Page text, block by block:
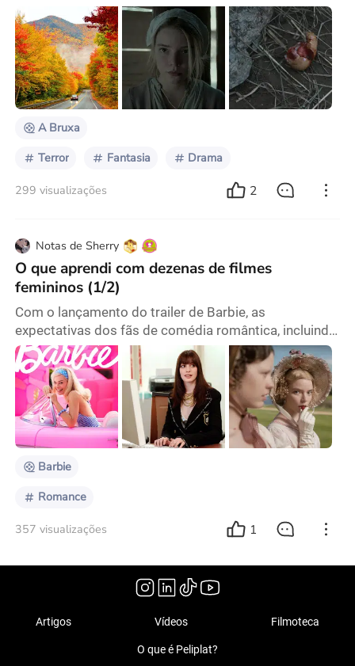
mais respostas do que pessoas no planeta, e cada
resposta é influenciada pela cultura e experiência de
cada um. É por isso que fiquei tão encantado ao
assistir A Bruxa – porque como alguém que cresceu
em Nova Inglaterra, foi maravilhoso ver o contexto
espiritual da região refletido no filme. Muitas pessoas
A Bruxa
Terror Fantasia Drama
299 visualizações 2
Notas de Sherry
O que aprendi com dezenas de filmes
femininos (1/2)
Com o lançamento do trailer de Barbie, as
expectativas dos fãs de comédia romântica, incluindo
eu, foram elevadas. No trailer, fica evidente que é uma
história sobre "a Barbie chegando ao mundo real". Ele
mostra alguns detalhes do mundo da Barbie que
podem parecer irracionais do ponto de vista de um
adulto, como os pés da Barbie nunca tocando o chão.
Como uma fã de filmes de comédia romântica, apr
Barbie
Romance
357 visualizações 1
Artigos Vídeos Filmoteca
O que é Peliplat?